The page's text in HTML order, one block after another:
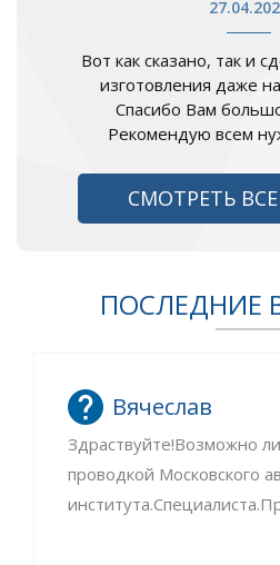
Вот как сказано, так и
изготовления даже
Спасибо Вам
Рекомендую всем
СМОТРЕТЬ
ПОСЛЕДНИЕ
Вячеслав
Здраствуйте!Возможно
проводкой Московского